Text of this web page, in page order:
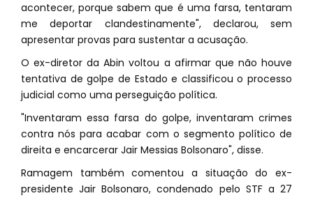
acontecer, porque sabem que é uma farsa, tentaram
me deportar clandestinamente", declarou, sem
apresentar provas para sustentar a acusação.
O ex-diretor da Abin voltou a afirmar que não houve
tentativa de golpe de Estado e classificou o processo
judicial como uma perseguição política.
"Inventaram essa farsa do golpe, inventaram crimes
contra nós para acabar com o segmento político de
direita e encarcerar Jair Messias Bolsonaro", disse.
Ramagem também comentou a situação do ex-
presidente Jair Bolsonaro, condenado pelo STF a 27